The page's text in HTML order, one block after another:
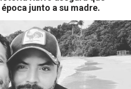
d
a
junto a su madre.